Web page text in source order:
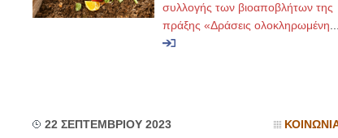
συλλογής των βιοαποβλήτων της
πράξης «Δράσεις ολοκληρωμένη
22 ΣΕΠΤΕΜΒΡΙΟΥ 2023